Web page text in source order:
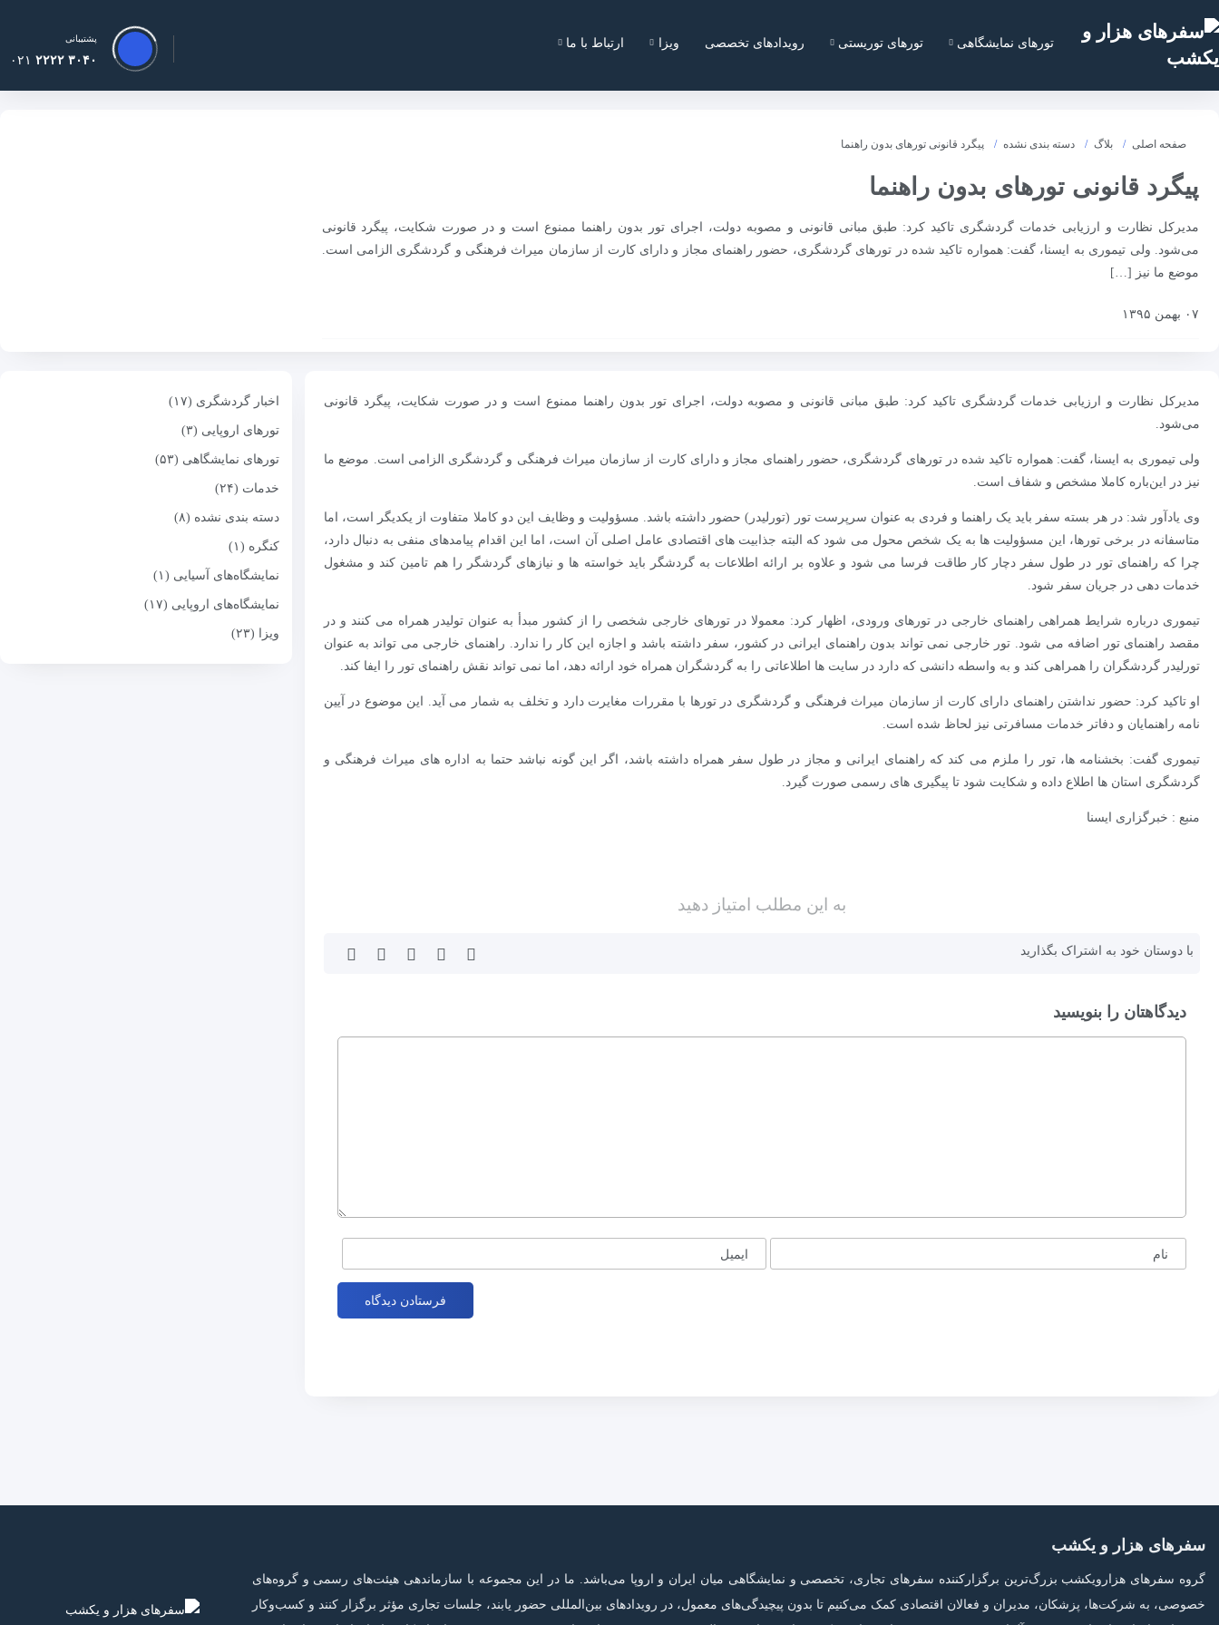
تورهای نمایشگاهی تورهای توریستی رویدادهای تخصصی ویزا ارتباط با ما پشتیبانی
۳۰۴۰ ۲۲۲۲ ۰۲۱
صفحه اصلی بلاگ دسته بندی نشده پیگرد قانونی تورهای بدون راهنما
پیگرد قانونی تورهای بدون راهنما
مدیرکل نظارت و ارزیابی خدمات گردشگری تاکید کرد: طبق مبانی قانونی و مصوبه دولت، اجرای تور بدون راهنما ممنوع است و در صورت شکایت، پیگرد قانونی
می‌شود. ولی تیموری به ایسنا، گفت: همواره تاکید شده در تورهای گردشگری، حضور راهنمای مجاز و دارای کارت از سازمان میراث فرهنگی و گردشگری الزامی است.
موضع ما نیز […]
۰۷ بهمن ۱۳۹۵
مدیرکل نظارت و ارزیابی خدمات گردشگری تاکید کرد: طبق مبانی قانونی و مصوبه دولت، اجرای تور بدون راهنما ممنوع است و در صورت شکایت، پیگرد قانونی
می‌شود.
ولی تیموری به ایسنا، گفت: همواره تاکید شده در تورهای گردشگری، حضور راهنمای مجاز و دارای کارت از سازمان میراث فرهنگی و گردشگری الزامی است. موضع ما
نیز در این‌باره کاملا مشخص و شفاف است.
وی یادآور شد: در هر بسته سفر باید یک راهنما و فردی به عنوان سرپرست تور (تورلیدر) حضور داشته باشد. مسؤولیت و وظایف این دو کاملا متفاوت از یکدیگر است، اما
متاسفانه در برخی تورها، این مسؤولیت ها به یک شخص محول می شود که البته جذابیت های اقتصادی عامل اصلی آن است، اما این اقدام پیامدهای منفی به دنبال دارد،
چرا که راهنمای تور در طول سفر دچار کار طاقت فرسا می شود و علاوه بر ارائه اطلاعات به گردشگر باید خواسته ها و نیازهای گردشگر را هم تامین کند و مشغول
خدمات دهی در جریان سفر شود.
تیموری درباره شرایط همراهی راهنمای خارجی در تورهای ورودی، اظهار کرد: معمولا در تورهای خارجی شخصی را از کشور مبدأ به عنوان تولیدر همراه می کنند و در
مقصد راهنمای تور اضافه می شود. تور خارجی نمی تواند بدون راهنمای ایرانی در کشور، سفر داشته باشد و اجازه این کار را ندارد. راهنمای خارجی می تواند به عنوان
تورلیدر گردشگران را همراهی کند و به واسطه دانشی که دارد در سایت ها اطلاعاتی را به گردشگران همراه خود ارائه دهد، اما نمی تواند نقش راهنمای تور را ایفا کند.
او تاکید کرد: حضور نداشتن راهنمای دارای کارت از سازمان میراث فرهنگی و گردشگری در تورها با مقررات مغایرت دارد و تخلف به شمار می آید. این موضوع در آیین
نامه راهنمایان و دفاتر خدمات مسافرتی نیز لحاظ شده است.
تیموری گفت: بخشنامه ها، تور را ملزم می کند که راهنمای ایرانی و مجاز در طول سفر همراه داشته باشد، اگر این گونه نباشد حتما به اداره های میراث فرهنگی و
گردشگری استان ها اطلاع داده و شکایت شود تا پیگیری های رسمی صورت گیرد.
منبع : خبرگزاری ایسنا
به این مطلب امتیاز دهید
با دوستان خود به اشتراک بگذارید
دیدگاهتان را بنویسید
نام ایمیل
اخبار گردشگری (۱۷)
تورهای اروپایی (۳)
تورهای نمایشگاهی (۵۳)
خدمات (۲۴)
دسته بندی نشده (۸)
کنگره (۱)
نمایشگاه‌های آسیایی (۱)
نمایشگاه‌های اروپایی (۱۷)
ویزا (۲۳)
سفرهای هزار و یکشب
گروه سفرهای هزارویکشب بزرگ‌ترین برگزارکننده سفرهای تجاری، تخصصی و نمایشگاهی میان ایران و اروپا می‌باشد. ما در این مجموعه با سازماندهی هیئت‌های رسمی و گروه‌های
خصوصی، به شرکت‌ها، پزشکان، مدیران و فعالان اقتصادی کمک می‌کنیم تا بدون پیچیدگی‌های معمول، در رویدادهای بین‌المللی حضور یابند، جلسات تجاری مؤثر برگزار کنند و کسب‌وکار